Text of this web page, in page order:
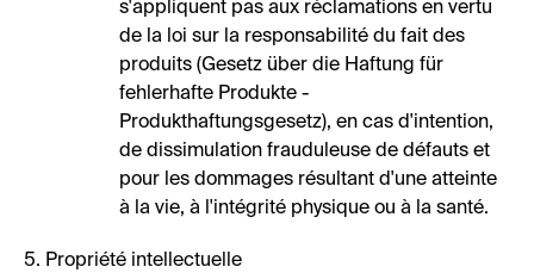
s'appliquent pas aux réclamations en vertu
de la loi sur la responsabilité du fait des
produits (Gesetz über die Haftung für
fehlerhafte Produkte -
Produkthaftungsgesetz), en cas d'intention,
de dissimulation frauduleuse de défauts et
pour les dommages résultant d'une atteinte
à la vie, à l'intégrité physique ou à la santé.
5. Propriété intellectuelle